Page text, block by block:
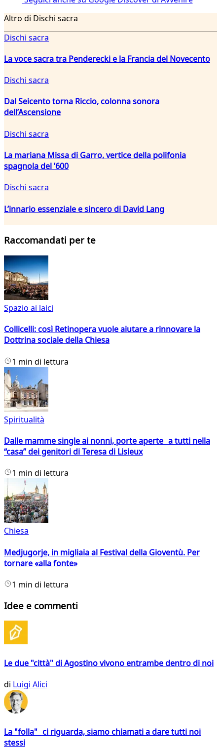
Altro di Dischi sacra
Dischi sacra
La voce sacra tra Penderecki e la Francia del Novecento
Dischi sacra
Dal Seicento torna Riccio, colonna sonora
dell’Ascensione
Dischi sacra
La mariana Missa di Garro, vertice della polifonia
spagnola del ’600
Dischi sacra
L’innario essenziale e sincero di David Lang
Raccomandati per te
Spazio ai laici
Collicelli: così Retinopera vuole aiutare a rinnovare la
Dottrina sociale della Chiesa
1 min di lettura
Spiritualità
Dalle mamme single ai nonni, porte aperte a tutti nella
“casa” dei genitori di Teresa di Lisieux
1 min di lettura
Chiesa
Medjugorje, in migliaia al Festival della Gioventù. Per
tornare «alla fonte»
1 min di lettura
Idee e commenti
Le due "città" di Agostino vivono entrambe dentro di noi
di Luigi Alici
La "folla" ci riguarda, siamo chiamati a dare tutti noi
stessi